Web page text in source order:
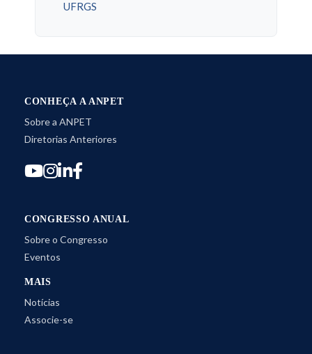
UFRGS
CONHEÇA A ANPET
Sobre a ANPET
Diretorias Anteriores
CONGRESSO ANUAL
Sobre o Congresso
Eventos
MAIS
Notícias
Associe-se